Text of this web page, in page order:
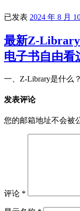
已发表 2024 年 8 月
最新Z-
电子书自由看
一、Z-Library是什么
发表评论
您的邮箱地址不会被
评论 *